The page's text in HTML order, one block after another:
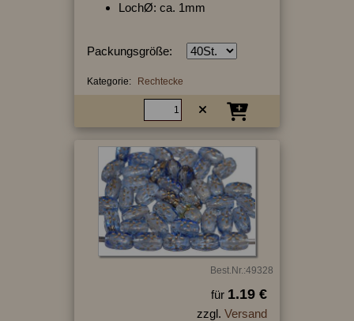
LochØ: ca. 1mm
Packungsgröße:
Kategorie: Rechtecke
Best.Nr.:49328
für 1.19 €
zzgl. Versand